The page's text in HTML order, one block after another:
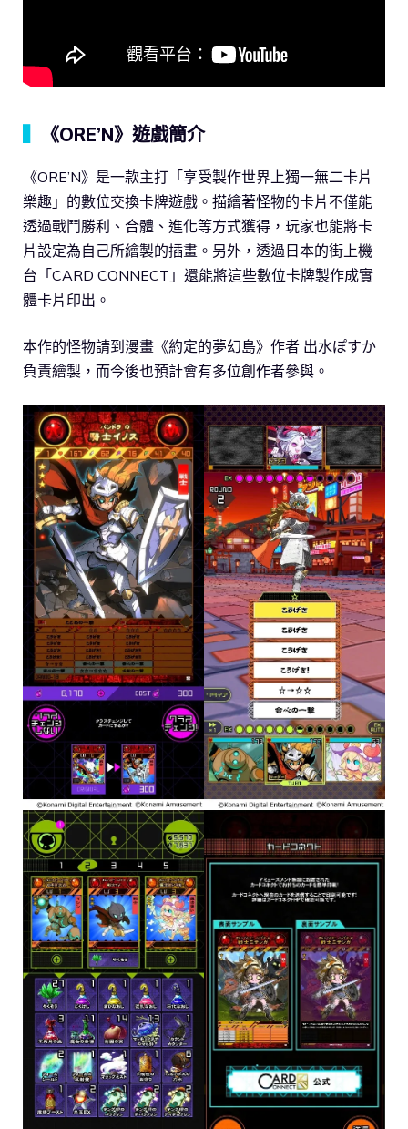
《ORE’N》遊戲簡介
《ORE’N》是一款主打「享受製作世界上獨一無二卡片
樂趣」的數位交換卡牌遊戲。描繪著怪物的卡片不僅能
透過戰鬥勝利、合體、進化等方式獲得，玩家也能將卡
片設定為自己所繪製的插畫。另外，透過日本的街上機
台「CARD CONNECT」還能將這些數位卡牌製作成實
體卡片印出。
本作的怪物請到漫畫《約定的夢幻島》作者 出水ぽすか
負責繪製，而今後也預計會有多位創作者參與。